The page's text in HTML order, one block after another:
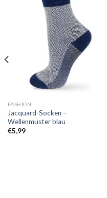
Wunschliste
FASHION
Jacquard-Socken –
Wellenmuster blau
€5,99